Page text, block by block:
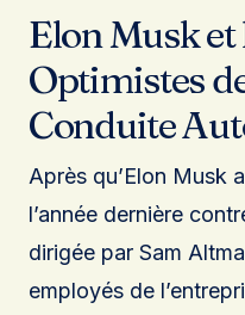
Elon Musk
Optimistes
Conduite
Après qu’Elon Musk
l’année dernière
dirigée par Sam
employés de